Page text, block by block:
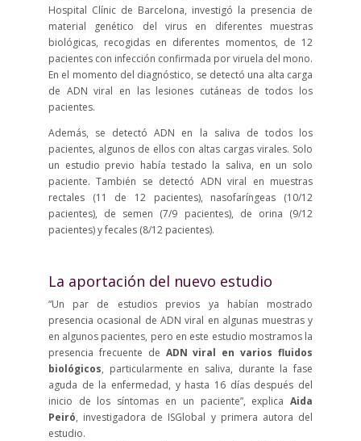
Hospital Clínic de Barcelona, investigó la presencia de
material genético del virus en diferentes muestras
biológicas, recogidas en diferentes momentos, de 12
pacientes con infección confirmada por viruela del mono.
En el momento del diagnóstico, se detectó una alta carga
de ADN viral en las lesiones cutáneas de todos los
pacientes.
Además, se detectó ADN en la saliva de todos los
pacientes, algunos de ellos con altas cargas virales. Solo
un estudio previo había testado la saliva, en un solo
paciente. También se detectó ADN viral en muestras
rectales (11 de 12 pacientes), nasofaríngeas (10/12
pacientes), de semen (7/9 pacientes), de orina (9/12
pacientes) y fecales (8/12 pacientes).
La aportación del nuevo estudio
“Un par de estudios previos ya habían mostrado
presencia ocasional de ADN viral en algunas muestras y
en algunos pacientes, pero en este estudio mostramos la
presencia frecuente de ADN viral en varios fluidos
biológicos, particularmente en saliva, durante la fase
aguda de la enfermedad, y hasta 16 días después del
inicio de los síntomas en un paciente”, explicaAida
Peiró, investigadora de ISGlobal y primera autora del
estudio.